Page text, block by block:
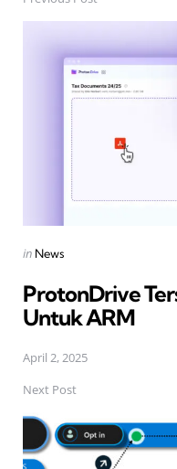
Post
navigation
Posted
in News
ProtonDrive
Untuk ARM
April 2, 2025
Next Post